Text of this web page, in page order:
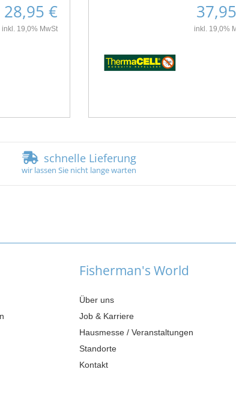
28,95 €
inkl. 19,0% MwSt inkl. 19,0%
schnelle Lieferung
wir lassen Sie nicht lange warten
Fisherman's World
Über uns
Job & Karriere
Hausmesse / Veranstaltungen
Standorte
Kontakt